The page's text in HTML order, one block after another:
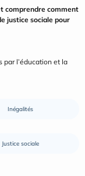
comprendre comment
justice sociale pour
par l’éducation et la
Inégalités
Justice sociale